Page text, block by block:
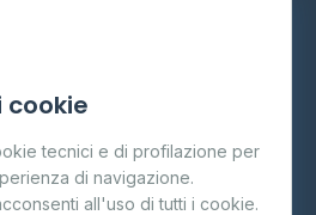
cookie
tecnici e di profilazione per
di navigazione.
all'uso di tutti i cookie.